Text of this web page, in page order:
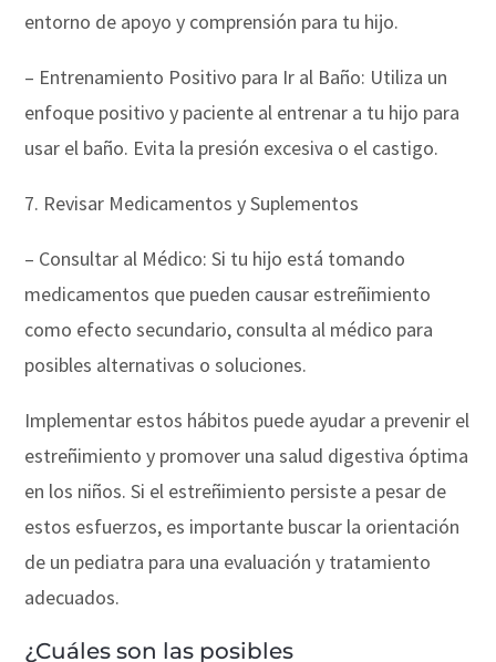
entorno de apoyo y comprensión para tu hijo.
– Entrenamiento Positivo para Ir al Baño: Utiliza un
enfoque positivo y paciente al entrenar a tu hijo para
usar el baño. Evita la presión excesiva o el castigo.
7. Revisar Medicamentos y Suplementos
– Consultar al Médico: Si tu hijo está tomando
medicamentos que pueden causar estreñimiento
como efecto secundario, consulta al médico para
posibles alternativas o soluciones.
Implementar estos hábitos puede ayudar a prevenir el
estreñimiento y promover una salud digestiva óptima
en los niños. Si el estreñimiento persiste a pesar de
estos esfuerzos, es importante buscar la orientación
de un pediatra para una evaluación y tratamiento
adecuados.
¿Cuáles son las posibles